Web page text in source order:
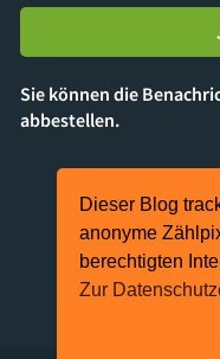
Sie können die
abbestellen.
Präsentiert
©2024
Dieser Blog
anonyme
berechtigten
Zur